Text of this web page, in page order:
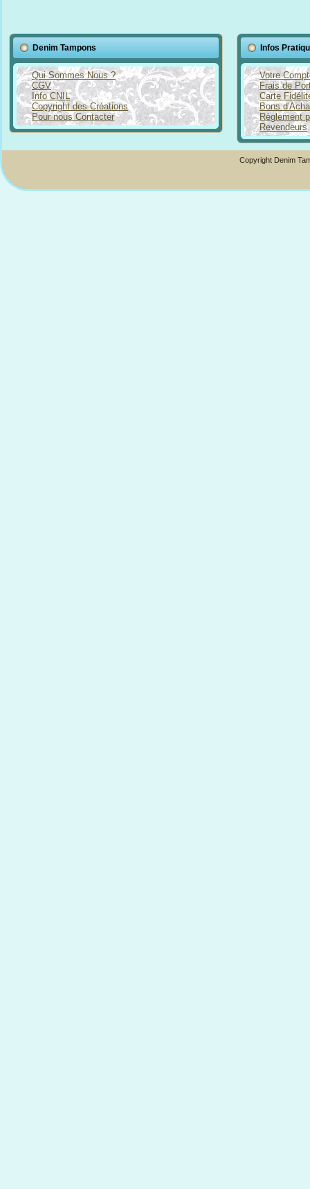
Denim Tampons
Qui Sommes Nous ?
CGV
Info CNIL
Copyright des Créations
Pour nous Contacter
Infos
Votre
Frais de
Carte
Bons
Règlement
Revendeurs
Copyright Denim